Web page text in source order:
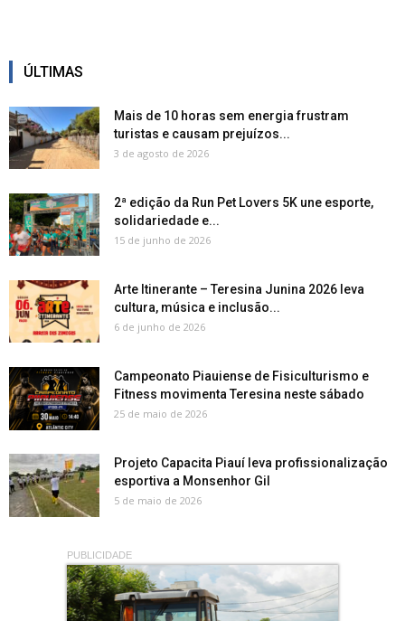
ÚLTIMAS
Mais de 10 horas sem energia frustram
turistas e causam prejuízos...
3 de agosto de 2026
2ª edição da Run Pet Lovers 5K une esporte,
solidariedade e...
15 de junho de 2026
Arte Itinerante – Teresina Junina 2026 leva
cultura, música e inclusão...
6 de junho de 2026
Campeonato Piauiense de Fisiculturismo e
Fitness movimenta Teresina neste sábado
25 de maio de 2026
Projeto Capacita Piauí leva profissionalização
esportiva a Monsenhor Gil
5 de maio de 2026
PUBLICIDADE